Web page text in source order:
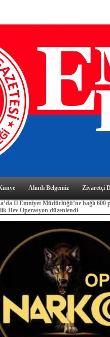
Alındı Belgemiz Ziyaretçi
İl Emniyet Müdürlüğü’ne bağlı 600
Dev Operasyon düzenlendi